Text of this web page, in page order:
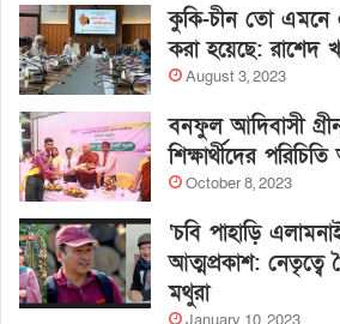
কুকি-চীন তো এমনে
করা হয়েছে: রাশেদ
August 3, 2023
বনফুল আদিবাসী
শিক্ষার্থীদের
October 8, 2023
‘চবি পাহাড়ি
আত্মপ্রকাশ: নেতৃত্বে
মথুরা